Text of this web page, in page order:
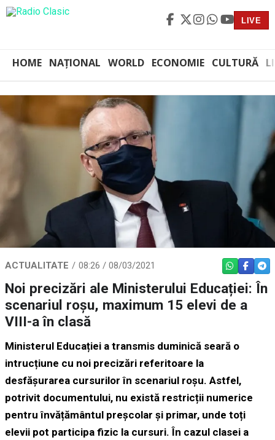
LIVE
HOME NAȚIONAL WORLD ECONOMIE CULTURĂ
ACTUALITATE 08:26 / 08/03/2021 WHATSAPP
Noi precizări ale Ministerului Educației: În
scenariul roșu, maximum 15 elevi de a
VIII-a în clasă
Ministerul Educației a transmis duminică seară o
intrucțiune cu noi precizări referitoare la
desfășurarea cursurilor în scenariul roșu. Astfel,
potrivit documentului, nu există restricții numerice
pentru învățământul preșcolar și primar, unde toți
elevii pot participa fizic la cursuri. În cazul clasei a